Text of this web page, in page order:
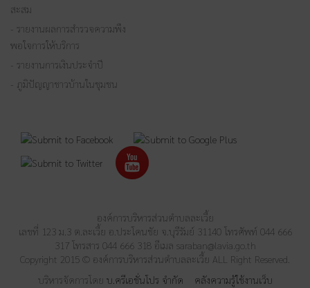
สะสม
- รายงานผลการสำรวจความพึง
พอใจการให้บริการ
- รายงานการเงินประจำปี
- ภูมิปัญญาชาวบ้านในชุมชน
องค์การบริหารส่วนตำบลละเวี้ย
เลขที่ 123 ม.3 ต.ละเวี้ย อ.ประโคนชัย จ.บุรีรัมย์ 31140 โทรศัพท์ 044 666
317 โทรสาร 044 666 318 อีเมล saraban@lavia.go.th
Copyright 2015 © องค์การบริหารส่วนตำบลละเวี้ย ALL Right Reserved.
บริหารจัดการโดย บ.ครีเอชั่นโปร จำกัด คลังความรู้ใช้งานเว็บ